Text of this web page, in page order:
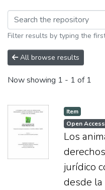
Browsing
Filter results by typing the
All browse results
Now showing 1 - 1 of 1
Item
Open Access
Los
jurídico
desde